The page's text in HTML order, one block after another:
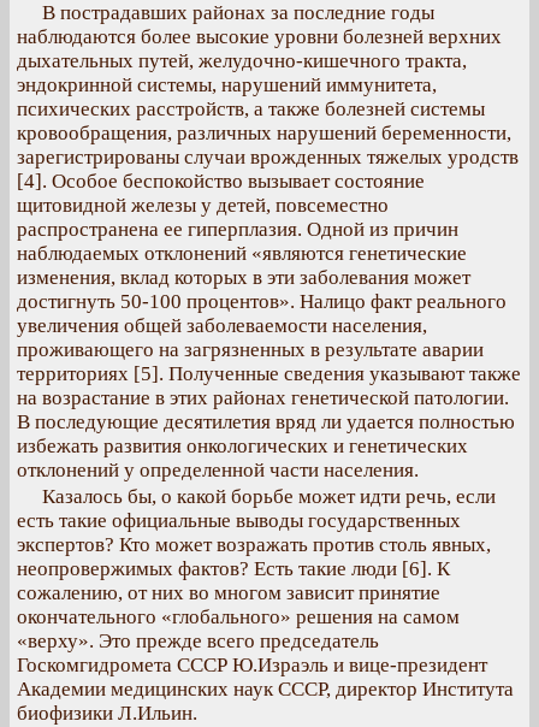
В пострадавших районах за последние годы
наблюдаются более высокие уровни болезней верхних
дыхательных путей, желудочно-кишечного тракта,
эндокринной системы, нарушений иммунитета,
психических расстройств, а также болезней системы
кровообращения, различных нарушений беременности,
зарегистрированы случаи врожденных тяжелых уродств
[4]. Особое беспокойство вызывает состояние
щитовидной железы у детей, повсеместно
распространена ее гиперплазия. Одной из причин
наблюдаемых отклонений «являются генетические
изменения, вклад которых в эти заболевания может
достигнуть 50-100 процентов». Налицо факт реального
увеличения общей заболеваемости населения,
проживающего на загрязненных в результате аварии
территориях [5]. Полученные сведения указывают также
на возрастание в этих районах генетической патологии.
В последующие десятилетия вряд ли удается полностью
избежать развития онкологических и генетических
отклонений у определенной части населения.
Казалось бы, о какой борьбе может идти речь, если
есть такие официальные выводы государственных
экспертов? Кто может возражать против столь явных,
неопровержимых фактов? Есть такие люди [6]. К
сожалению, от них во многом зависит принятие
окончательного «глобального» решения на самом
«верху». Это прежде всего председатель
Госкомгидромета СССР Ю.Израэль и вице-президент
Академии медицинских наук СССР, директор Института
биофизики Л.Ильин.